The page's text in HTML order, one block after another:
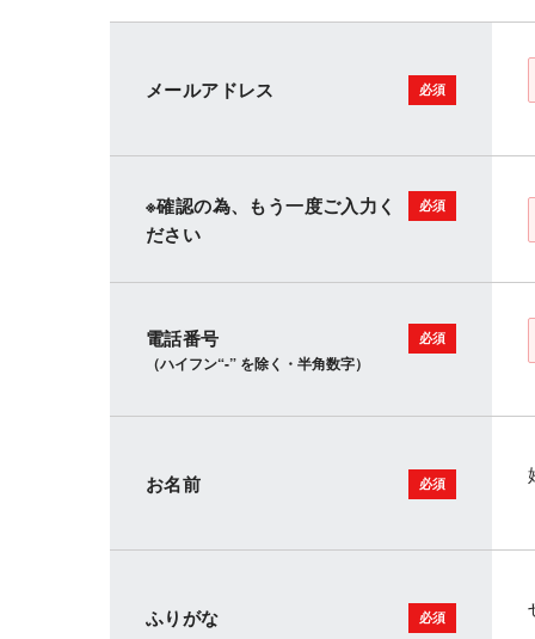
メールアドレス
※確認の為、もう一度ご入力く
ださい
電話番号
（ハイフン“-” を除く・半角数字）
お名前
ふりがな